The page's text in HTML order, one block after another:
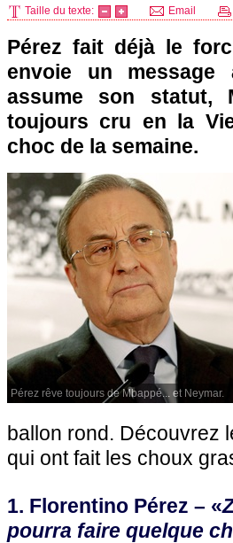
Taille du texte: Email
Pérez fait déjà le
envoie un message
assume son statut,
toujours cru en la
choc de la semaine.
Pérez rêve toujours de Mbappé... et Neymar.
ballon rond. Découvrez
qui ont fait les choux
1. Florentino Pérez – «
pourra faire quelque